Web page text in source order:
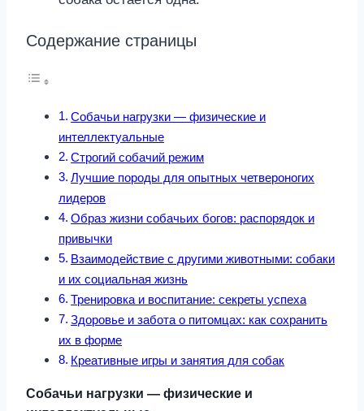
Содержание страницы
Собачьи нагрузки — физические и
интеллектуальные
Строгий собачий режим
Лучшие породы для опытных четвероногих
лидеров
Образ жизни собачьих богов: распорядок и
привычки
Взаимодействие с другими животными: собаки
и их социальная жизнь
Тренировка и воспитание: секреты успеха
Здоровье и забота о питомцах: как сохранить
их в форме
Креативные игры и занятия для собак
Собачьи нагрузки — физические и